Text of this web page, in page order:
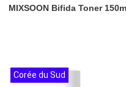
MIXSOON Bifida Toner
Corée du Sud